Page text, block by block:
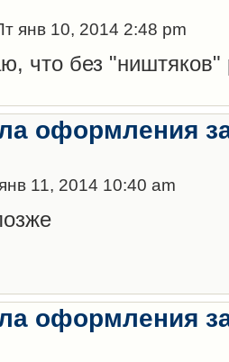
янв 10, 2014 2:48 pm
что без "ништяков"
оформления
11, 2014 10:40 am
оформления